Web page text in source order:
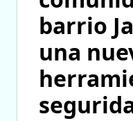
barrio
una